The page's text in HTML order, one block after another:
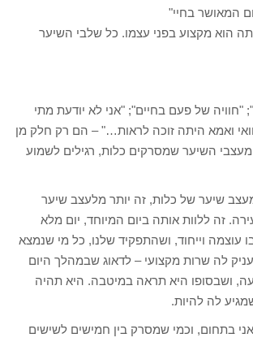
הוא מקצוע בפני עצמו. כל שלבי השיער
"חוויה של פעם בחיים"; "אני לא יודעת מתי
ואמא היתה זוכה לראות…" – הם רק חלק מן
השיער שמסרקים כלות, רגילים לשמוע
שיער של כלות, זה יותר מלעצב שיער
זה ללוות אותה ביום המיוחד, יום מלא
עוצמה וייחוד, ושהתפקיד שלנו, כל מי שנמצא
לה שרות מקצועי – לדאוג שבמהלך היום
ושבסופו היא תראה במיטבה. היא תהיה
לה להיות.
בתחום, וכמי שמסרק בין חמישים לשישים